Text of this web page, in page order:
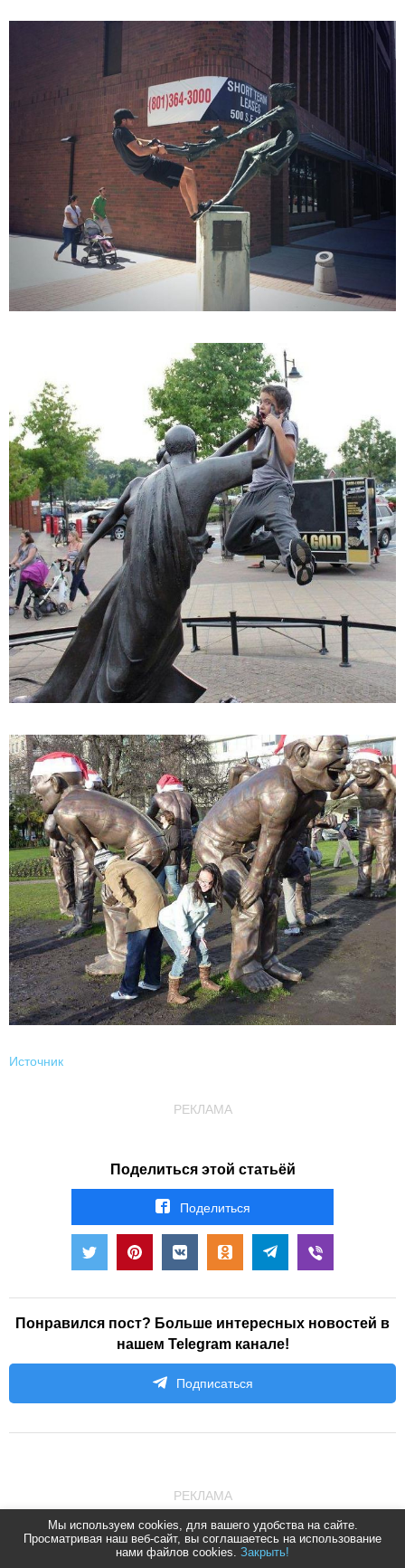
Мы используем cookies, для вашего удобства на сайте.
Просматривая наш веб-сайт, вы соглашаетесь на использование
нами файлов cookies. Закрыть!
Источник
РЕКЛАМА
Поделиться этой статьёй
Поделиться
Понравился пост? Больше интересных новостей в
нашем Telegram канале!
Подписаться
РЕКЛАМА